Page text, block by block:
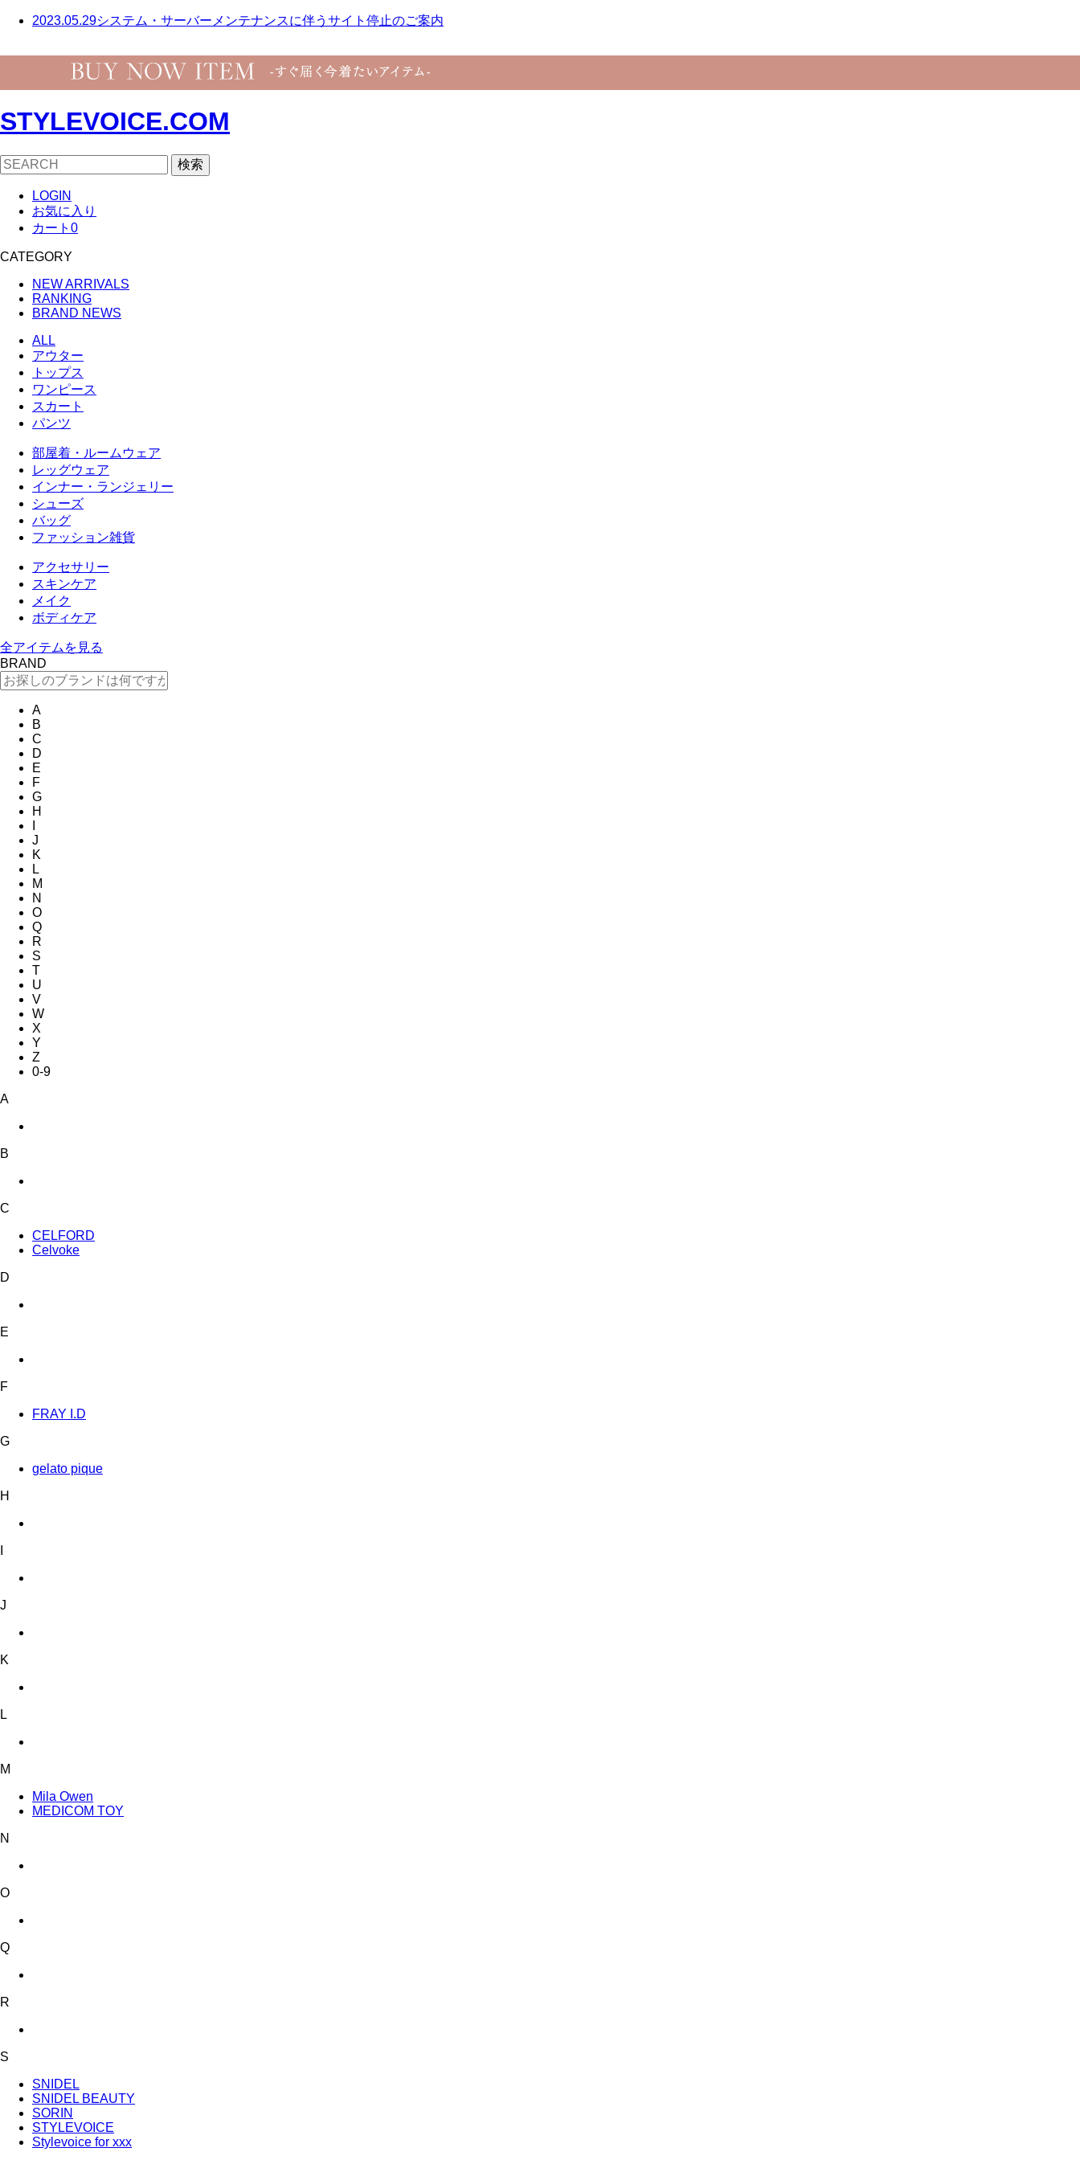
2023.05.29システム・サーバーメンテナンスに伴うサイト停止のご案内
STYLEVOICE.COM
検索
LOGIN
お気に入り
カート 0
CATEGORY
NEW ARRIVALS
RANKING
BRAND NEWS
ALL
アウター
トップス
ワンピース
スカート
パンツ
部屋着・ルームウェア
レッグウェア
インナー・ランジェリー
シューズ
バッグ
ファッション雑貨
アクセサリー
スキンケア
メイク
ボディケア
全アイテムを見る
BRAND
A
B
C
D
E
F
G
H
J
K
L
M
N
O
Q
R
S
T
U
V
W
X
Y
Z
0-9
A
B
C
CELFORD
Celvoke
D
E
F
FRAY I.D
G
gelato pique
H
J
K
L
M
Mila Owen
MEDICOM TOY
N
O
Q
R
S
SNIDEL
SNIDEL BEAUTY
SORIN
STYLEVOICE
Stylevoice for xxx